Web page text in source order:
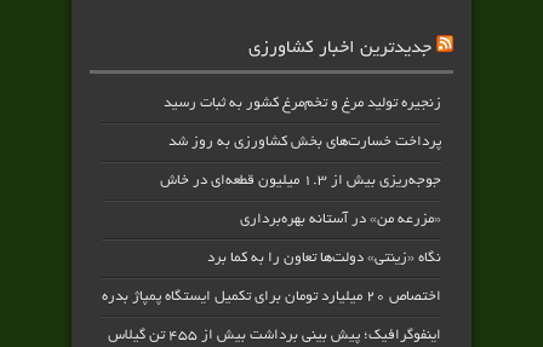
جدیدترین اخبار کشاورزی
زنجیره تولید مرغ و تخم‌مرغ کشور به ثبات رسید
پرداخت خسارت‌های بخش کشاورزی به‌ روز شد
جوجه‌ریزی بیش از ۱.۳ میلیون قطعه‌ای در خاش
«مزرعه من» در آستانه بهره‌برداری
نگاه «زینتی» دولت‌ها تعاون را به کما برد
اختصاص ۲۰ میلیارد تومان برای تکمیل ایستگاه پمپاژ بدره
اینفوگرافیک؛ پیش بینی برداشت بیش از ۴۵۵ تن گیلاس